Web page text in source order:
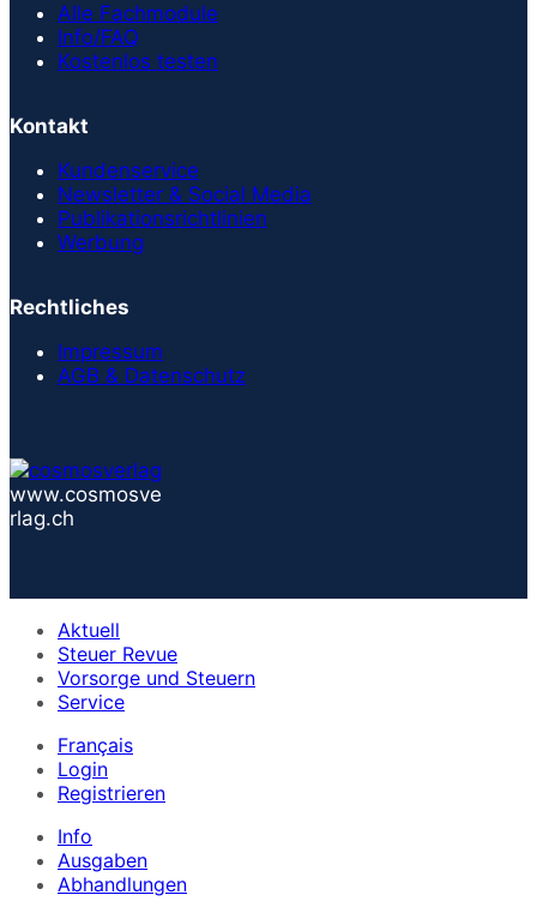
Alle Fachmodule
Info/FAQ
Kostenlos testen
Kontakt
Kundenservice
Newsletter & Social Media
Publikationsrichtlinien
Werbung
Rechtliches
Impressum
AGB & Datenschutz
www.cosmosve
rlag.ch
Aktuell
Steuer Revue
Vorsorge und Steuern
Service
Français
Login
Registrieren
Info
Ausgaben
Abhandlungen